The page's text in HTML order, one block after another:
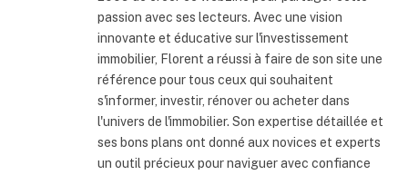
passion avec ses lecteurs. Avec une vision
innovante et éducative sur l'investissement
immobilier, Florent a réussi à faire de son site une
référence pour tous ceux qui souhaitent
s'informer, investir, rénover ou acheter dans
l'univers de l'immobilier. Son expertise détaillée et
ses bons plans ont donné aux novices et experts
un outil précieux pour naviguer avec confiance